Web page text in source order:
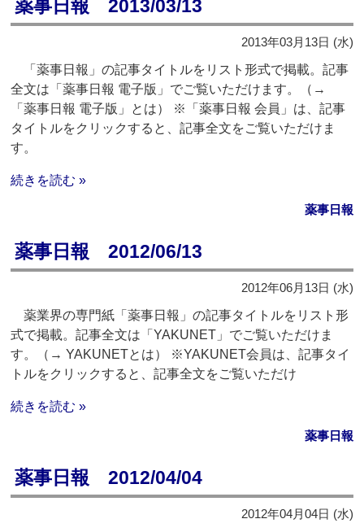
薬事日報 2013/03/13
2013年03月13日 (水)
「薬事日報」の記事タイトルをリスト形式で掲載。記事
全文は「薬事日報 電子版」でご覧いただけます。（→
「薬事日報 電子版」とは） ※「薬事日報 会員」は、記事
タイトルをクリックすると、記事全文をご覧いただけま
す。
続きを読む »
薬事日報
薬事日報 2012/06/13
2012年06月13日 (水)
薬業界の専門紙「薬事日報」の記事タイトルをリスト形
式で掲載。記事全文は「YAKUNET」でご覧いただけま
す。（→ YAKUNETとは） ※YAKUNET会員は、記事タイ
トルをクリックすると、記事全文をご覧いただけ
続きを読む »
薬事日報
薬事日報 2012/04/04
2012年04月04日 (水)